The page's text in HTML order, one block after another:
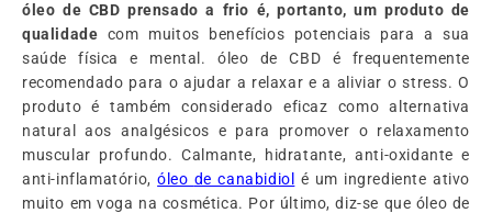
óleo de CBD prensado a frio é, portanto, um produto de
qualidade com muitos benefícios potenciais para a sua
saúde física e mental. óleo de CBD é frequentemente
recomendado para o ajudar a relaxar e a aliviar o stress. O
produto é também considerado eficaz como alternativa
natural aos analgésicos e para promover o relaxamento
muscular profundo. Calmante, hidratante, anti-oxidante e
anti-inflamatório,óleo de canabidiol
é um ingrediente ativo
muito em voga na cosmética. Por último, diz-se que óleo de